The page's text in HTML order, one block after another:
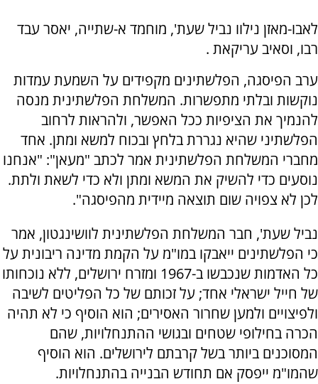
לאבו-מאזן נילוו נביל שעת', מוחמד א-שתייה, יאסר עבד
רבו, וסאיב עריקאת .
ערב הפיסגה, הפלשתינים מקפידים על השמעת עמדות
נוקשות ובלתי מתפשרות. המשלחת הפלשתינית מנסה
להנמיך את הציפיות ככל האפשר, ולהראות לרחוב
הפלשתיני שהיא נגררת בלחץ ובכוח למשא ומתן. אחד
מחברי המשלחת הפלשתינית אמר לכתב "מעאן": "אנחנו
נוסעים כדי להשיק את המשא ומתן ולא כדי לשאת ולתת.
לכן לא צפויה שום תוצאה מיידית מהפיסגה".
נביל שעת', חבר המשלחת הפלשתינית לוושינגטון, אמר
כי הפלשתינים ייאבקו במו"מ על הקמת מדינה ריבונית על
כל האדמות שנכבשו ב-1967 ומזרח ירושלים, ללא נוכחותו
של חייל ישראלי אחד; על זכותם של כל הפליטים לשיבה
ולפיצויים ולמען שחרור האסירים; הוא הוסיף כי לא תהיה
הכרה בחילופי שטחים ובגושי ההתנחלויות, שהם
המסוכנים ביותר בשל קרבתם לירושלים. הוא הוסיף
שהמו"מ ייפסק אם תחודש הבנייה בהתנחלויות.